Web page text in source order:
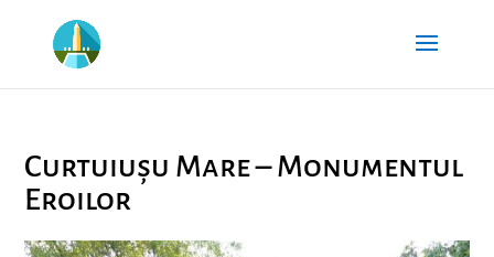
Curtuiușu Mare – Monumentul
Eroilor